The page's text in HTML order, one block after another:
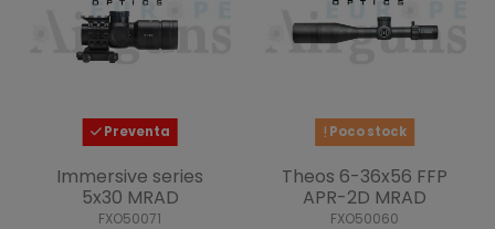
Preventa
Immersive series
5x30 MRAD
FXO50071
Poco stock
Theos 6-36x56 FFP
APR-2D MRAD
FXO50060